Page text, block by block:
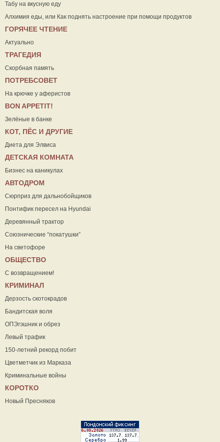
Табу на вкусную еду
Алхимия еды, или Как поднять настроение при помощи продуктов
ГОРЯЧЕЕ ЧТЕНИЕ
Актуально
ТРАГЕДИЯ
Скорбная память
ПОТРЕБСОВЕТ
На крючке у аферистов
ВON APPETIT!
Зелёные в банке
КОТ, ПЁС И ДРУГИЕ
Диета для Элвиса
ДЕТСКАЯ КОМНАТА
Бизнес на каникулах
АВТОДРОМ
Сюрприз для дальнобойщиков
Понтифик пересел на Hyundai
Деревянный трактор
Союзнические “покатушки”
На светофоре
ОБЩЕСТВО
С возвращением!
КРИМИНАЛ
Дерзость скотокрадов
Бандитская воля
ОПЭгэшник и обрез
Левый трафик
150-летний рекорд побит
Цветметчик из Марказа
Криминальные войны
КОРОТКО
Новый Пресняков